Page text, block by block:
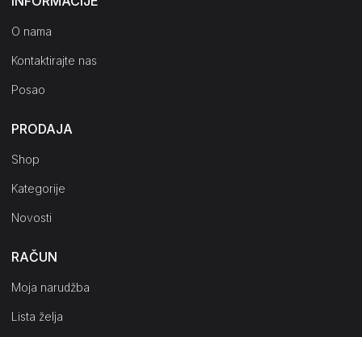
O nama
Kontaktirajte nas
Posao
PRODAJA
Shop
Kategorije
Novosti
RAČUN
Moja narudžba
Lista želja